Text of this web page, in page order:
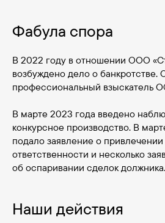
Фабула спора
В 2022 году в отношении ООО
возбуждено дело о
профессиональный взыскатель
В марте 2023 года введено
конкурсное производство. В
подало заявление о
ответственности и несколько
об оспаривании сделок должника.
Наши действия